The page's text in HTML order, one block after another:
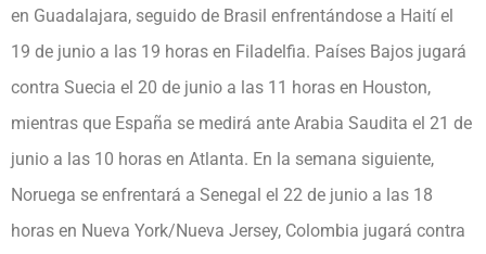
en Guadalajara, seguido de Brasil enfrentándose a Haití el
19 de junio a las 19 horas en Filadelfia. Países Bajos jugará
contra Suecia el 20 de junio a las 11 horas en Houston,
mientras que España se medirá ante Arabia Saudita el 21 de
junio a las 10 horas en Atlanta. En la semana siguiente,
Noruega se enfrentará a Senegal el 22 de junio a las 18
horas en Nueva York/Nueva Jersey, Colombia jugará contra